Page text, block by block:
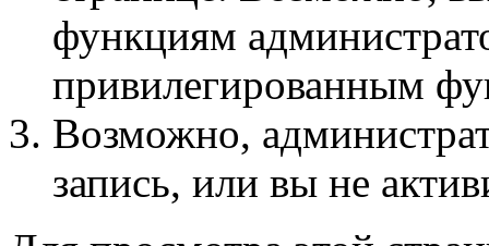
функциям
привилегированным
Возможно,
запись, или вы не